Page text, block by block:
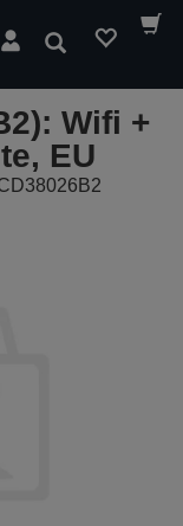
Suchen
Wifi +
EU